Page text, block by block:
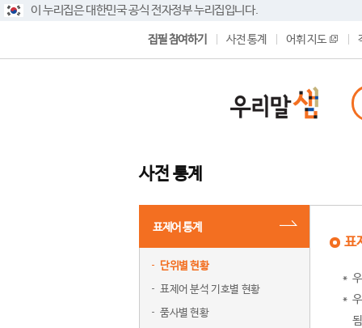
이 누리집은 대한민국 공식 전자정부 누리집입니다.
집필 참여하기 사전 통계 어휘 지도
사전 통계
표제어 통계
단위별 현황
표제어 분석 기호별 현황
품사별 현황
표